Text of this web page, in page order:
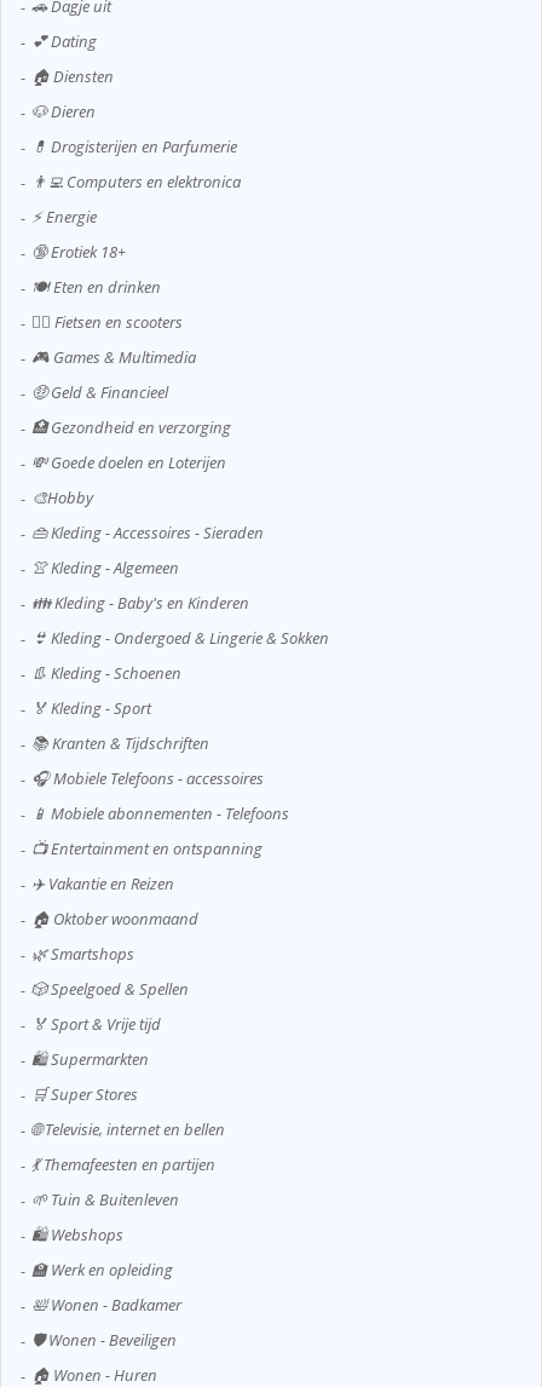
🚗 Dagje uit
💕 Dating
🏠 Diensten
🐶 Dieren
💊 Drogisterijen en Parfumerie
👨‍💻 Computers en elektronica
⚡ Energie
🔞 Erotiek 18+
🍽️ Eten en drinken
🚴‍♂️ Fietsen en scooters
🎮 Games & Multimedia
🤑 Geld & Financieel
🏥 Gezondheid en verzorging
💸 Goede doelen en Loterijen
🎨Hobby
👜 Kleding - Accessoires - Sieraden
👚 Kleding - Algemeen
👪 Kleding - Baby's en Kinderen
👙 Kleding - Ondergoed & Lingerie & Sokken
👢 Kleding - Schoenen
🏅 Kleding - Sport
📚 Kranten & Tijdschriften
🎧 Mobiele Telefoons - accessoires
📱 Mobiele abonnementen - Telefoons
📺 Entertainment en ontspanning
✈️ Vakantie en Reizen
🏠 Oktober woonmaand
🌿 Smartshops
🎲 Speelgoed & Spellen
🏅 Sport & Vrije tijd
🛍️ Supermarkten
🛒 Super Stores
🌐 Televisie, internet en bellen
💃 Themafeesten en partijen
🌱 Tuin & Buitenleven
🛍️ Webshops
🏫 Werk en opleiding
🛀 Wonen - Badkamer
🛡️ Wonen - Beveiligen
🏠 Wonen - Huren